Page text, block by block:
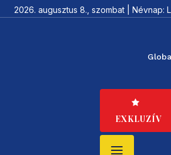
2026. augusztus 8., szombat | Névnap:
EXKLUZÍV